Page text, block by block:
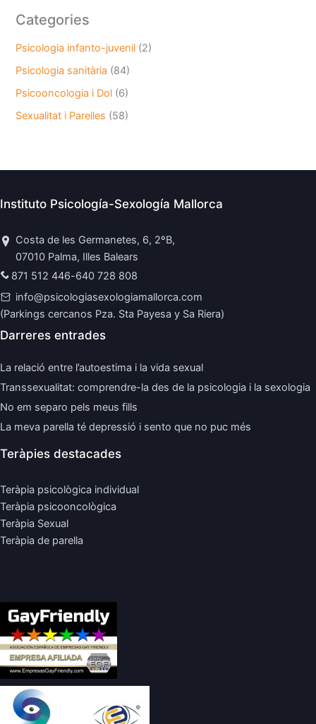
Categories
Psicologia infanto-juvenil (2)
Psicologia sanitària (84)
Psicooncologia i Dol (6)
Sexualitat i Parelles (58)
Instituto Psicología-Sexología Mallorca
Costa de les Germanetes, 6, 2ºB,
07010 Palma, Illes Balears
871 512 446-640 728 808
info@psicologiasexologiamallorca.com
(Parkings cercanos Pza. Sta Payesa y Sa Riera)
Darreres entrades
La relació entre l’autoestima i la vida sexual
Transsexualitat: comprendre-la des de la psicologia i la sexologia
No em separo pels meus fills
La meva parella té depressió i sento que no puc més
Teràpies destacades
Teràpia psicològica individual
Teràpia psicooncològica
Teràpia Sexual
Teràpia de parella